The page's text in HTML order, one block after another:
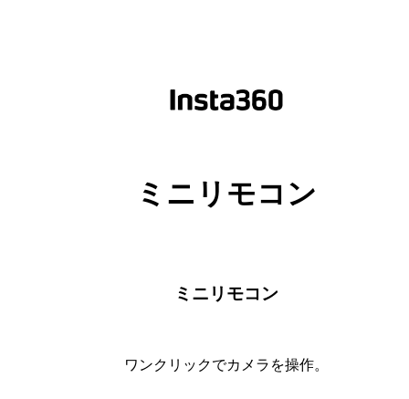
ミニリモコン
ミニリモコン
ワンクリックでカメラを操作。